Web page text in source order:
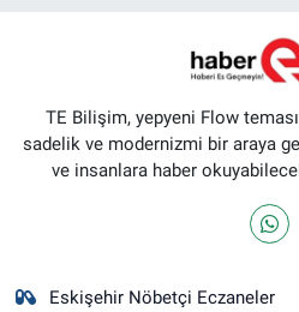
TE Bilişim, yepyeni Flow
sadelik ve modernizmi bir araya
ve insanlara haber
Eskişehir Nöbetçi Eczaneler